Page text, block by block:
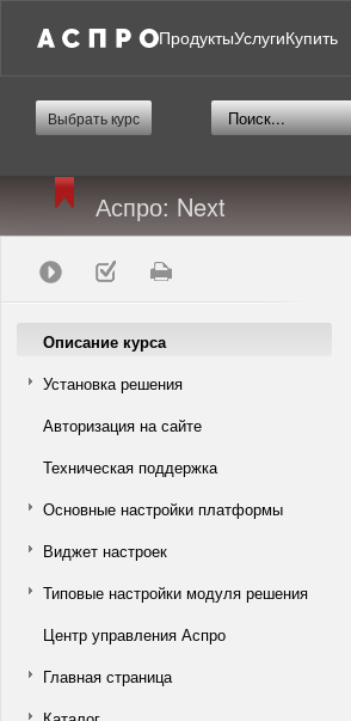
ПродуктыУслугиКупить
Выбрать курс
Аспро: Next
Описание курса
Установка решения
Авторизация на сайте
Техническая поддержка
Основные настройки платформы
Виджет настроек
Типовые настройки модуля решения
Центр управления Аспро
Главная страница